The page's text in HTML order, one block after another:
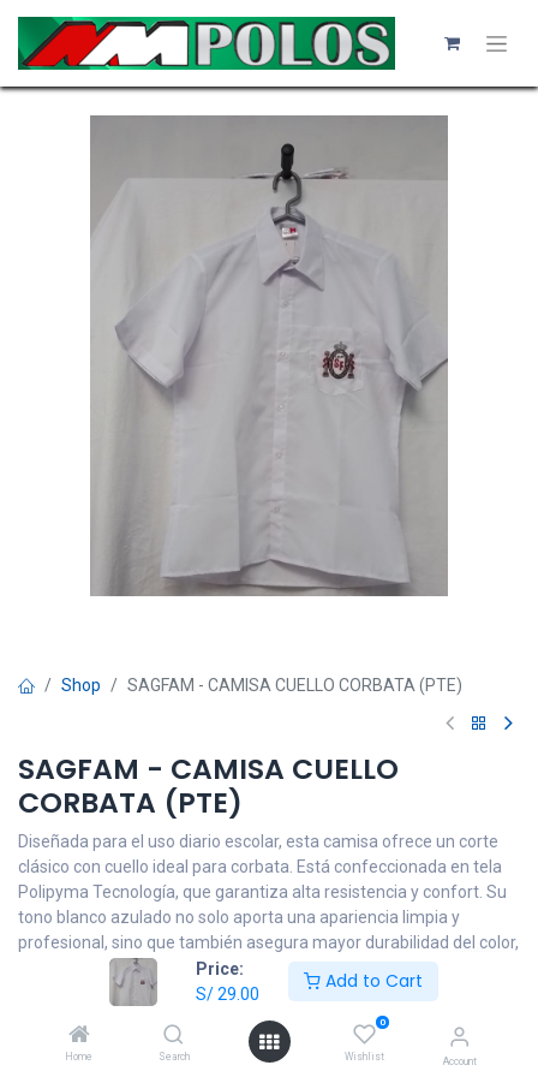
Price:
S/29.00
Add to Cart
Home Search
0
Wishlist Account
Shop SAGFAM - CAMISA CUELLO CORBATA (PTE)
SAGFAM - CAMISA CUELLO
CORBATA (PTE)
Diseñada para el uso diario escolar, esta camisa ofrece un corte
clásico con cuello ideal para corbata. Está confeccionada en tela
Polipyma Tecnología, que garantiza alta resistencia y confort. Su
tono blanco azulado no solo aporta una apariencia limpia y
profesional, sino que también asegura mayor durabilidad del color,
evitando que se torne amarillo con el tiempo.
29.00